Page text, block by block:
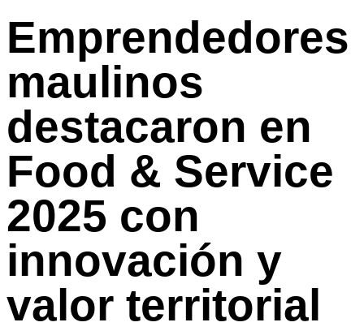
Emprendedores
maulinos
destacaron en
Food & Service
2025 con
innovación y
valor territorial